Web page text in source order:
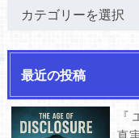
最近の投稿
『